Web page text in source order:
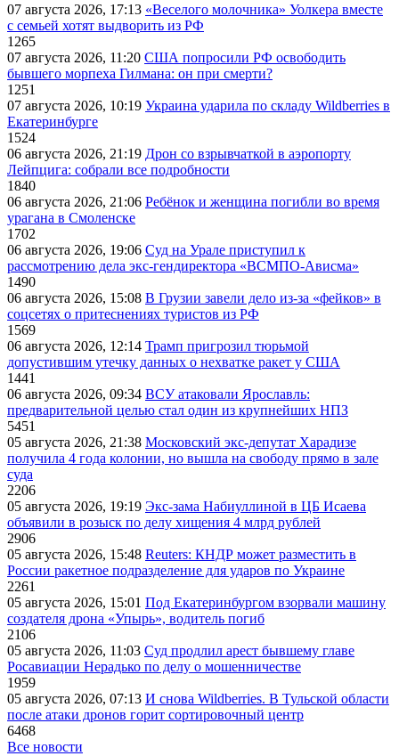
07 августа 2026, 17:13 «Веселого молочника» Уолкера вместе
с семьей хотят выдворить из РФ
1265
07 августа 2026, 11:20 США попросили РФ освободить
бывшего морпеха Гилмана: он при смерти?
1251
07 августа 2026, 10:19 Украина ударила по складу Wildberries в
Екатеринбурге
1524
06 августа 2026, 21:19 Дрон со взрывчаткой в аэропорту
Лейпцига: собрали все подробности
1840
06 августа 2026, 21:06 Ребёнок и женщина погибли во время
урагана в Смоленске
1702
06 августа 2026, 19:06 Суд на Урале приступил к
рассмотрению дела экс-гендиректора «ВСМПО-Ависма»
1490
06 августа 2026, 15:08 В Грузии завели дело из-за «фейков» в
соцсетях о притеснениях туристов из РФ
1569
06 августа 2026, 12:14 Трамп пригрозил тюрьмой
допустившим утечку данных о нехватке ракет у США
1441
06 августа 2026, 09:34 ВСУ атаковали Ярославль:
предварительной целью стал один из крупнейших НПЗ
5451
05 августа 2026, 21:38 Московский экс-депутат Харадизе
получила 4 года колонии, но вышла на свободу прямо в зале
суда
2206
05 августа 2026, 19:19 Экс-зама Набиуллиной в ЦБ Исаева
объявили в розыск по делу хищения 4 млрд рублей
2906
05 августа 2026, 15:48 Reuters: КНДР может разместить в
России ракетное подразделение для ударов по Украине
2261
05 августа 2026, 15:01 Под Екатеринбургом взорвали машину
создателя дрона «Упырь», водитель погиб
2106
05 августа 2026, 11:03 Суд продлил арест бывшему главе
Росавиации Нерадько по делу о мошенничестве
1959
05 августа 2026, 07:13 И снова Wildberries. В Тульской области
после атаки дронов горит сортировочный центр
6468
Все новости